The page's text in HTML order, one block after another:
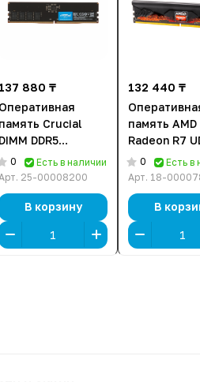
137 880 ₸
Оперативная
память Crucial
DIMM DDR5
(CT16G56C46U5)
[16 ГБ, DDR 5, 5600
0
Есть в наличии
25-00008200
В корзину
132 440 ₸
память AMD
Radeon R7
[16 ГБ, DDR
0
Есть в
Арт. 18-
В